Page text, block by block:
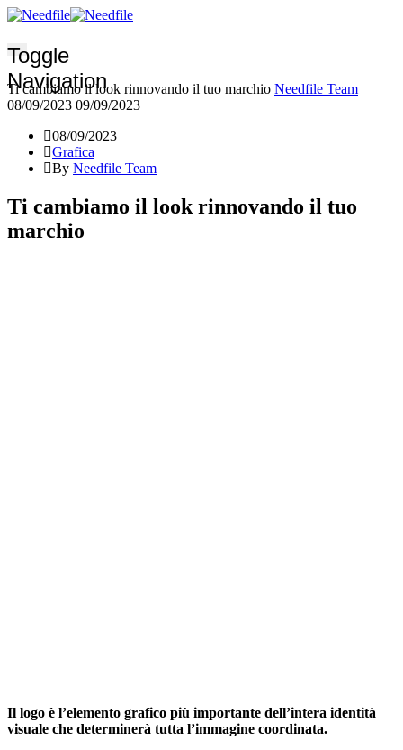
Toggle
Navigation
Ti cambiamo il look rinnovando il tuo marchio Needfile Team
08/09/2023 09/09/2023
08/09/2023
Grafica
By Needfile Team
Ti cambiamo il look rinnovando il tuo
marchio
Il logo è l’elemento grafico più importante dell’intera identità
visuale che determinerà tutta l’immagine coordinata.